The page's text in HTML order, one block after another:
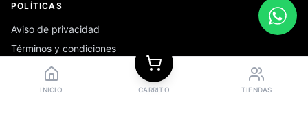
INICIO CARRITO TIENDAS
POLÍTICAS
Aviso de privacidad
Términos y condiciones
Preguntas frecuentes